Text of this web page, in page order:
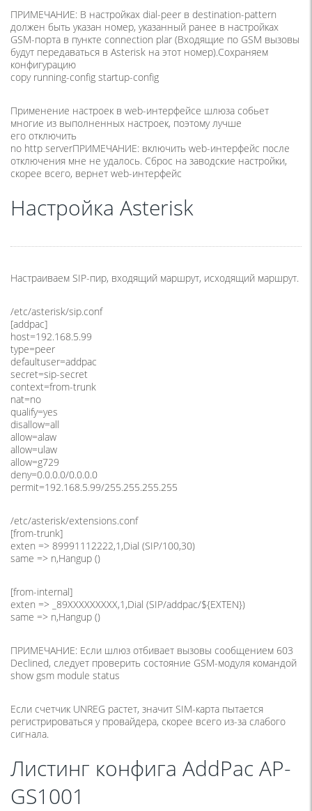
ПРИМЕЧАНИЕ: В настройках dial-peer в destination-pattern
должен быть указан номер, указанный ранее в настройках
GSM-порта в пункте connection plar (Входящие по GSM вызовы
будут передаваться в Asterisk на этот номер).Сохраняем
конфигурацию
copy running-config startup-config
Применение настроек в web-интерфейсе шлюза собьет
многие из выполненных настроек, поэтому лучше
его отключить
no http serverПРИМЕЧАНИЕ: включить web-интерфейс после
отключения мне не удалось. Сброс на заводские настройки,
скорее всего, вернет web-интерфейс
Настройка Asterisk
Настраиваем SIP-пир, входящий маршрут, исходящий маршрут.
/etc/asterisk/sip.conf
[addpac]
host=192.168.5.99
type=peer
defaultuser=addpac
secret=sip-secret
context=from-trunk
nat=no
qualify=yes
disallow=all
allow=alaw
allow=ulaw
allow=g729
deny=0.0.0.0/0.0.0.0
permit=192.168.5.99/255.255.255.255
/etc/asterisk/extensions.conf
[from-trunk]
exten => 89991112222,1,Dial (SIP/100,30)
same => n,Hangup ()
[from-internal]
exten => _89XXXXXXXXX,1,Dial (SIP/addpac/${EXTEN})
same => n,Hangup ()
ПРИМЕЧАНИЕ: Если шлюз отбивает вызовы сообщением 603
Declined, следует проверить состояние GSM-модуля командой
show gsm module status
Если счетчик UNREG растет, значит SIM-карта пытается
регистрироваться у провайдера, скорее всего из-за слабого
сигнала.
Листинг конфига AddPac AP-
GS1001